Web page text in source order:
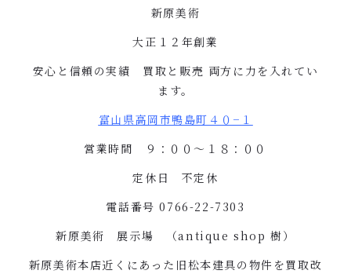
新原美術
大正１２年創業
安心と信頼の実績 買取と販売 両方に力を入れてい
ます。
富山県高岡市鴨島町４０ − １
営業時間 ９：００〜１８：００
定休日 不定休
電話番号 0766-22-7303
新原美術 展示場 （antique shop樹）
新原美術本店近くにあった旧松本建具の物件を買取改